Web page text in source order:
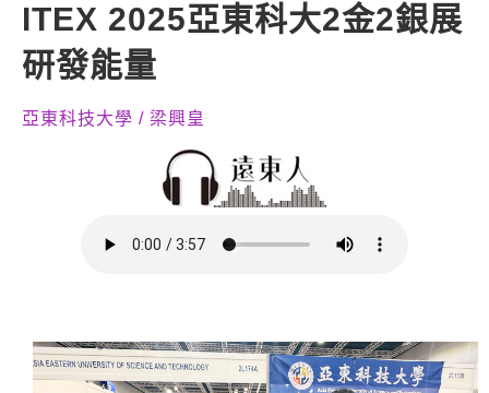
ITEX 2025亞東科大2金2銀展
研發能量
亞東科技大學 / 梁興皇